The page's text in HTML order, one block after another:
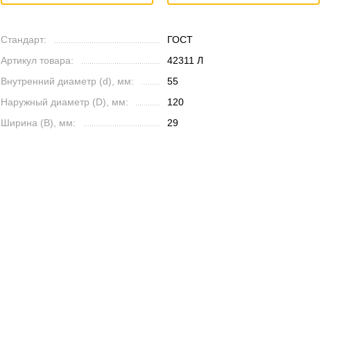
Стандарт:
ГОСТ
Артикул товара:
42311 Л
Внутренний диаметр (d), мм:
55
Наружный диаметр (D), мм:
120
Ширина (B), мм:
29